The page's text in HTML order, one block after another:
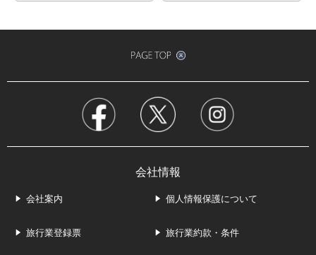
会社情報
会社案内 個人情報保護について
旅行業登録票 旅行業約款・条件